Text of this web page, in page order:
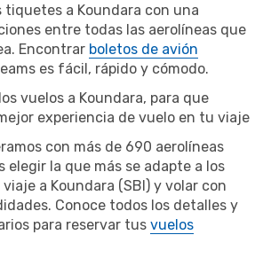
a Koundara con una
entre todas las aerolíneas que
Encontrar boletos de avión
es fácil, rápido y cómodo.
vuelos a Koundara, para que
experiencia de vuelo en tu viaje
con más de 690 aerolíneas
elegir la que más se adapte a los
a Koundara (SBI) y volar con
Conoce todos los detalles y
para reservar tus vuelos